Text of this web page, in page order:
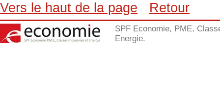
Vers le haut de la page Retour
SPF Economie, PME,
Energie.